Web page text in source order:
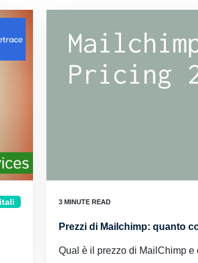
Prezzi di Mailchimp: quanto
Qual è il prezzo di MailChimp